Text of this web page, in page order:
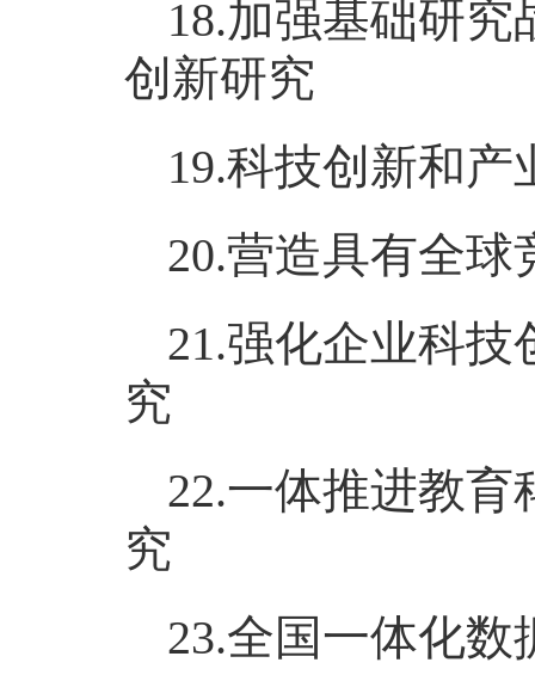
18.加强基础研
创新研究
19.科技创新和
20.营造具有全
21.强化企业科
究
22.一体推进教
究
23.全国一体化